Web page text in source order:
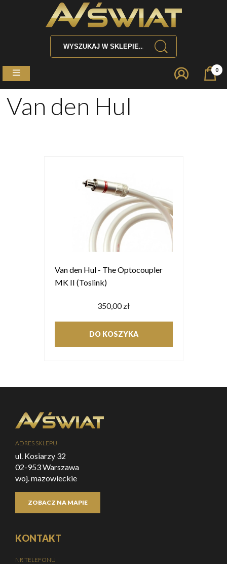
0
Van den Hul
Van den Hul - The Optocoupler
MK II (Toslink)
350,00 zł
DO KOSZYKA
ADRES SKLEPU
ul. Kosiarzy 32
02-953 Warszawa
woj. mazowieckie
ZOBACZ NA MAPIE
KONTAKT
NR TELEFONU